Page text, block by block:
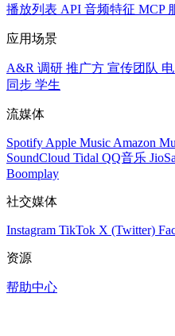
播放列表 API 音频特征 MCP
应用场景
A&R 调研 推广方 宣传团队
同步 学生
流媒体
Spotify Apple Music Amazon
SoundCloud Tidal QQ音乐
Boomplay
社交媒体
Instagram TikTok X (Twitter)
资源
帮助中心